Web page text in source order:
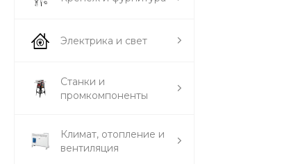
Электрика и свет
Станки и
промкомпоненты
Климат, отопление и
вентиляция